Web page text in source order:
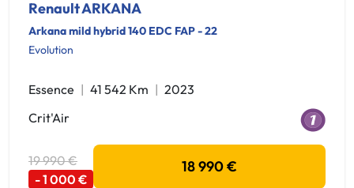
Renault ARKANA
Arkana mild hybrid 140 EDC FAP - 22
Evolution
Essence 41 542 Km
2023
Crit'Air
19 990 €
- 1 000 €
18 990 €